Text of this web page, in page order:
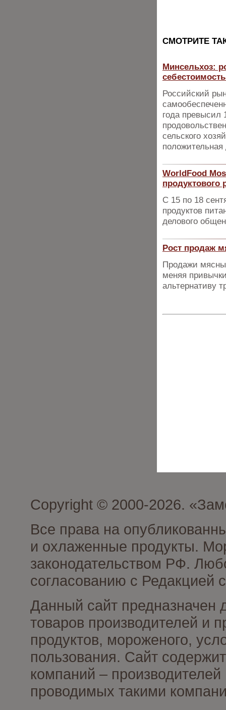
CМОТРИТЕ
Минсельхоз:
Российский
года превысил
сельского
WorldFood
продуктового
С 15 по 18
продуктов
делового
Рост продаж
Продажи
меняя
альтернативу
Copyright © 2000-2026.
Все права на
и охлаженные продукты.
законодательством РФ.
согласованию с Редакцией
Данный сайт предназначен
товаров производителей и
продуктов, мороженого,
пользования. Сайт
компаний –
проводимых такими